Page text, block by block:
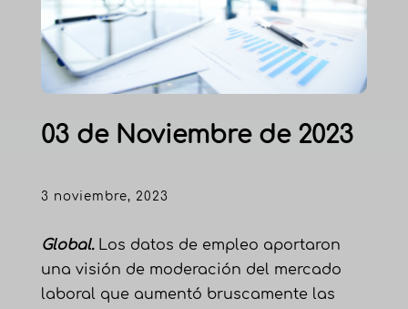
03 de Noviembre de 2023
3 noviembre, 2023
Global. Los datos de empleo aportaron
una visión de moderación del mercado
laboral que aumentó bruscamente las